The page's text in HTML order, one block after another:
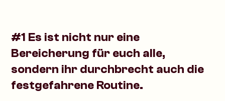
#1 Es ist nicht nur eine
Bereicherung für euch alle,
sondern ihr durchbrecht auch die
festgefahrene Routine.